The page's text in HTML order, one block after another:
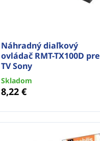
Náhradný diaľkový
ovládač RMT-TX100D pre
TV Sony
Skladom
8,22 €